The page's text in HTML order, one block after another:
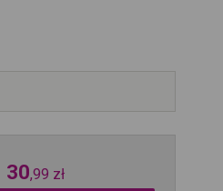
30,99 zł